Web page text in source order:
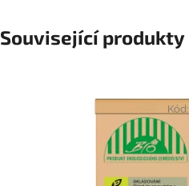
Související produkty
Kód: